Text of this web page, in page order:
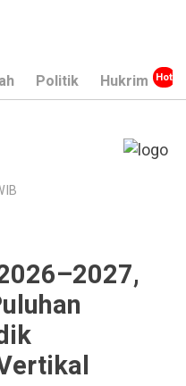
Politik Hukrim